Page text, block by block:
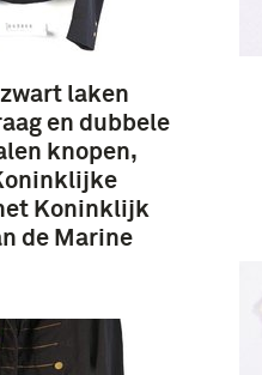
laken
en dubbele
knopen,
Koninklijk
de Marine